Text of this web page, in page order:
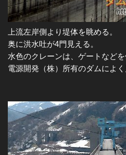
上流左岸側より堤体を眺める。
奥に洪水吐が4門見える。
水色のクレーンは、ゲートなどを
電源開発（株）所有のダムによく